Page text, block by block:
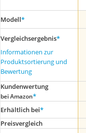
Modell*
Vergleichsergebnis*
Informationen zur
Produktsortierung und
Bewertung
Kundenwertung
bei Amazon*
Erhältlich bei*
Preis­vergleich